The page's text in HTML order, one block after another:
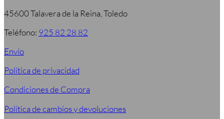
45600 Talavera de la Reina, Toledo
Teléfono: 925 82 28 82
Envío
Política de privacidad
Condiciones de Compra
Política de cambios y devoluciones